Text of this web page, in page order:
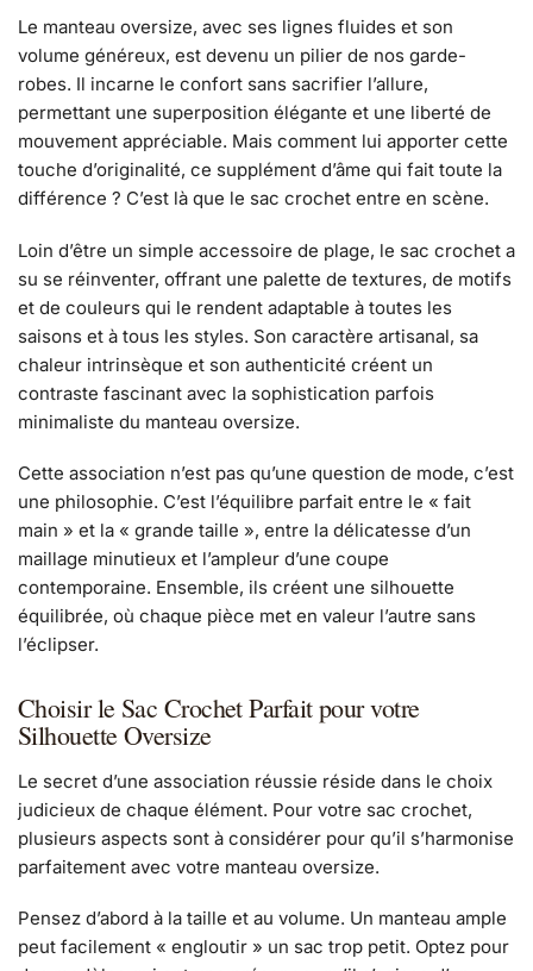
Le manteau oversize, avec ses lignes fluides et son
volume généreux, est devenu un pilier de nos garde-
robes. Il incarne le confort sans sacrifier l’allure,
permettant une superposition élégante et une liberté de
mouvement appréciable. Mais comment lui apporter cette
touche d’originalité, ce supplément d’âme qui fait toute la
différence ? C’est là que le sac crochet entre en scène.
Loin d’être un simple accessoire de plage, le sac crochet a
su se réinventer, offrant une palette de textures, de motifs
et de couleurs qui le rendent adaptable à toutes les
saisons et à tous les styles. Son caractère artisanal, sa
chaleur intrinsèque et son authenticité créent un
contraste fascinant avec la sophistication parfois
minimaliste du manteau oversize.
Cette association n’est pas qu’une question de mode, c’est
une philosophie. C’est l’équilibre parfait entre le « fait
main » et la « grande taille », entre la délicatesse d’un
maillage minutieux et l’ampleur d’une coupe
contemporaine. Ensemble, ils créent une silhouette
équilibrée, où chaque pièce met en valeur l’autre sans
l’éclipser.
Choisir le Sac Crochet Parfait pour votre
Silhouette Oversize
Le secret d’une association réussie réside dans le choix
judicieux de chaque élément. Pour votre sac crochet,
plusieurs aspects sont à considérer pour qu’il s’harmonise
parfaitement avec votre manteau oversize.
Pensez d’abord à la taille et au volume. Un manteau ample
peut facilement « engloutir » un sac trop petit. Optez pour